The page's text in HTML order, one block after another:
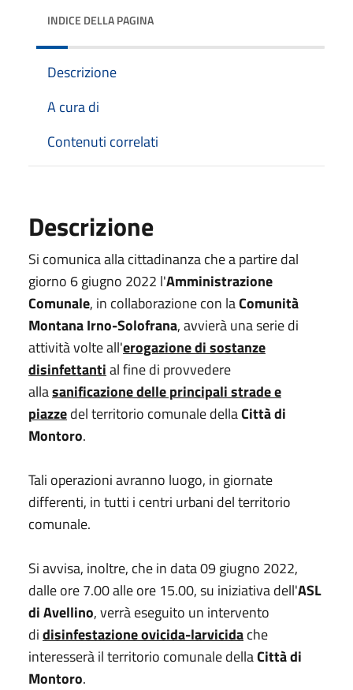
INDICE DELLA PAGINA
Descrizione
A cura di
Contenuti correlati
Descrizione
Si comunica alla cittadinanza che a partire dal
giorno 6 giugno 2022 l'Amministrazione
Comunale, in collaborazione con laComunità
Montana Irno-Solofrana, avvierà una serie di
attività volte all'erogazione di sostanze
disinfettantial fine di provvedere
allasanificazione delle principali strade e
piazzedel territorio comunale dellaCittà di
Montoro.
Tali operazioni avranno luogo, in giornate
differenti, in tutti i centri urbani del territorio
comunale.
Si avvisa, inoltre, che in data 09 giugno 2022,
dalle ore 7.00 alle ore 15.00, su iniziativa dell'ASL
di Avellino, verrà eseguito un intervento
didisinfestazione ovicida-larvicidache
interesserà il territorio comunale dellaCittà di
Montoro.